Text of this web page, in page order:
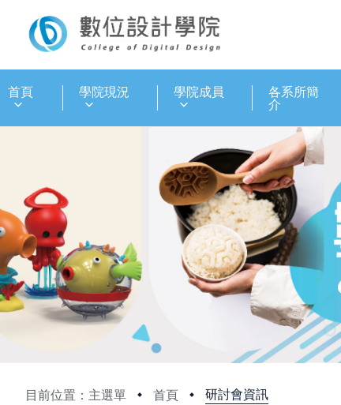
首頁 學院現況 學院成員 各系所簡
介
目前位置：主選單 首頁 研討會資訊